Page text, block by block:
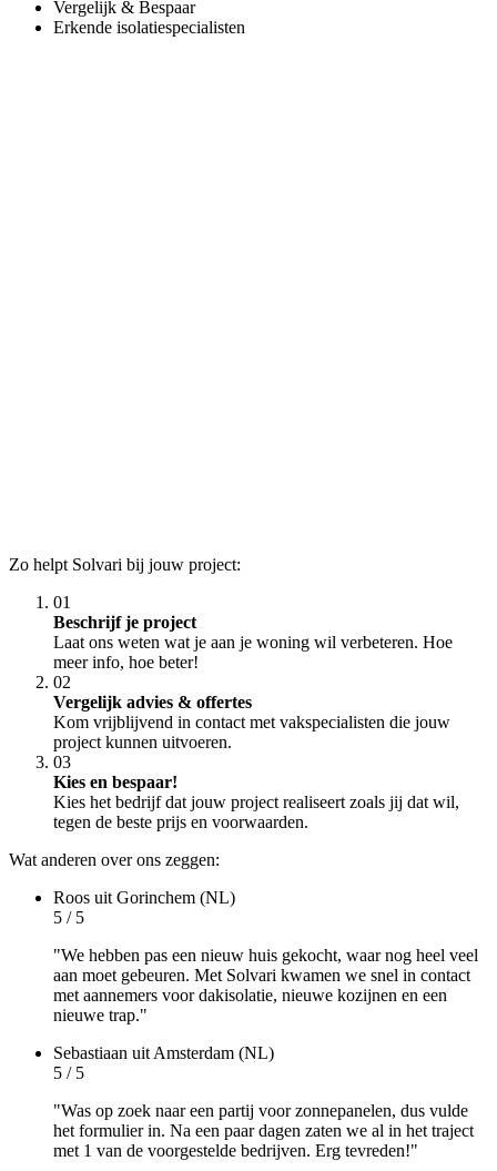
Vergelijk & Bespaar
Erkende isolatiespecialisten
Zo helpt Solvari bij jouw project:
01
Beschrijf je project
Laat ons weten wat je aan je woning wil verbeteren. Hoe
meer info, hoe beter!
02
Vergelijk advies & offertes
Kom vrijblijvend in contact met vakspecialisten die jouw
project kunnen uitvoeren.
03
Kies en bespaar!
Kies het bedrijf dat jouw project realiseert zoals jij dat wil,
tegen de beste prijs en voorwaarden.
Wat anderen over ons zeggen:
Roos uit Gorinchem (NL)
5 / 5
"We hebben pas een nieuw huis gekocht, waar nog heel veel
aan moet gebeuren. Met Solvari kwamen we snel in contact
met aannemers voor dakisolatie, nieuwe kozijnen en een
nieuwe trap."
Sebastiaan uit Amsterdam (NL)
5 / 5
"Was op zoek naar een partij voor zonnepanelen, dus vulde
het formulier in. Na een paar dagen zaten we al in het traject
met 1 van de voorgestelde bedrijven. Erg tevreden!"